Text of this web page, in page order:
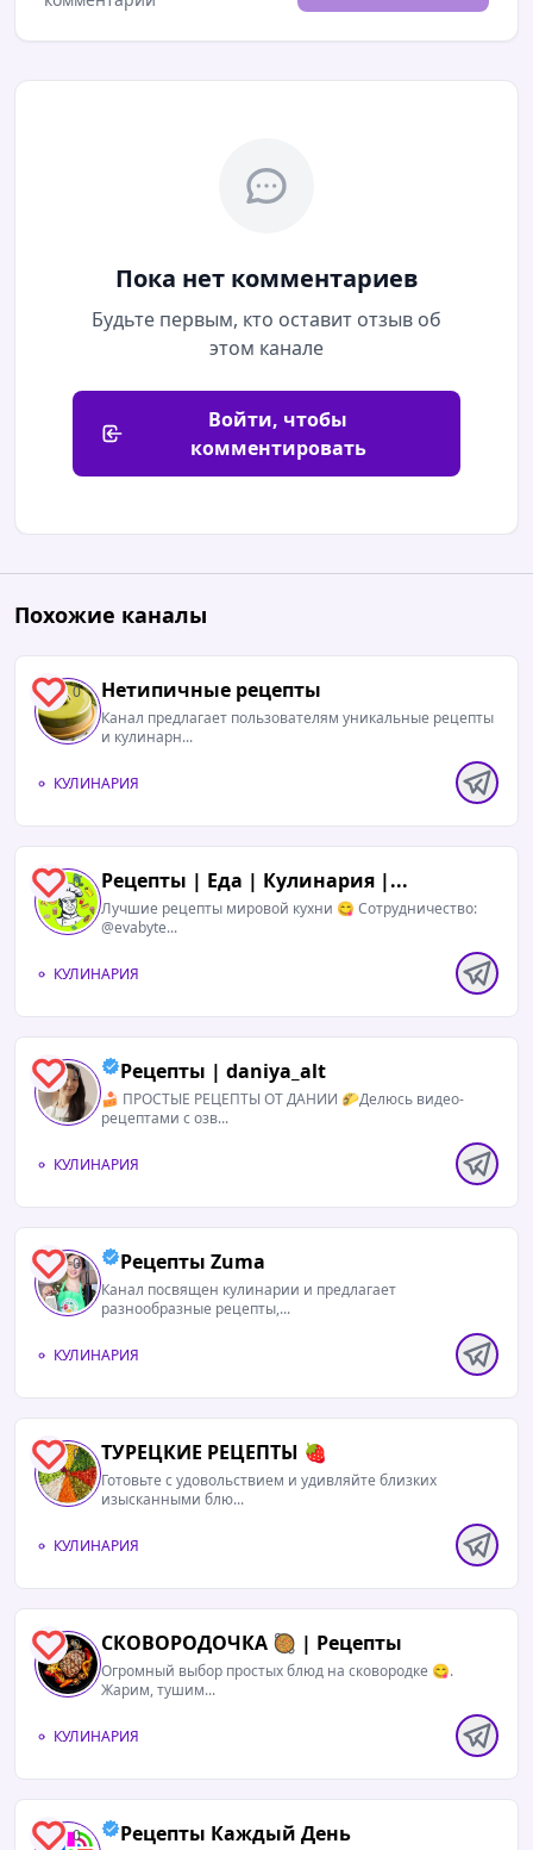
Пока нет комментариев
Будьте первым, кто оставит отзыв об
этом канале
Войти, чтобы
комментировать
06.08.2026 / 07:08
ПП Меню на неделю
Да-❤️Нет-🔥
Мы в MAX🍔
Похожие каналы
0 Нетипичные рецепты
Канал предлагает пользователям уникальные рецепты
и кулинарн...
КУЛИНАРИЯ
0 Рецепты | Еда | Кулинария |...
Лучшие рецепты мировой кухни 😋 Сотрудничество:
@evabyte...
КУЛИНАРИЯ
0 Рецепты | daniya_alt
🍰 ПРОСТЫЕ РЕЦЕПТЫ ОТ ДАНИИ 🌮Делюсь видео-
рецептами с озв...
КУЛИНАРИЯ
0 Рецепты Zuma
Канал посвящен кулинарии и предлагает
разнообразные рецепты,...
КУЛИНАРИЯ
0 ТУРЕЦКИЕ РЕЦЕПТЫ 🍓
Готовьте с удовольствием и удивляйте близких
изысканными блю...
КУЛИНАРИЯ
0 СКОВОРОДОЧКА 🥘 | Рецепты
Огромный выбор простых блюд на сковородке 😋.
Жарим, тушим...
КУЛИНАРИЯ
0 Рецепты Каждый День